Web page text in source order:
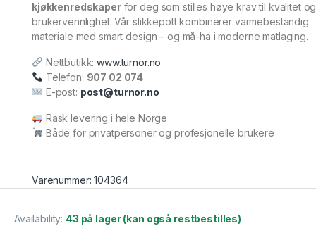
kjøkkenredskaperfor deg som stilles høye krav til kvalitet og
brukervennlighet. Vår slikkepott kombinerer varmebestandig
materiale med smart design – og må-ha i moderne matlaging.
Nettbutikk:www.turnor.no
Telefon: 907 02 074
E-post: post@turnor.no
Rask levering i hele Norge
Både for privatpersoner og profesjonelle brukere
Varenummer: 104364
Availability: 43 på lager (kan også restbestilles)